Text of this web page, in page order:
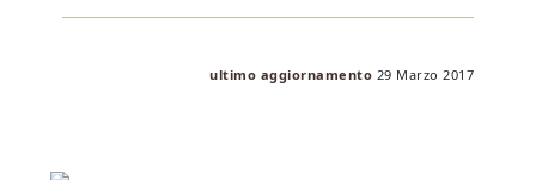
ultimo aggiornamento 29 Marzo 2017